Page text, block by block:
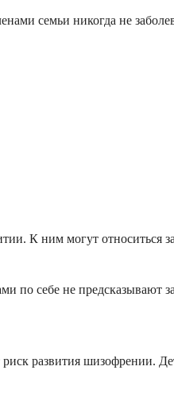
семьи никогда не
К ним могут относиться
по себе не предсказывают
развития шизофрении.